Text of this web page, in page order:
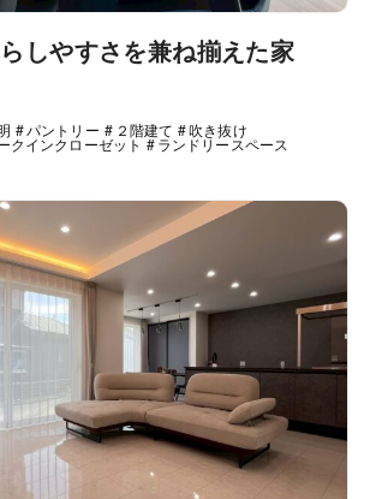
しやすさを兼ね揃えた家
パントリー ２階建て 吹き抜け
クインクローゼット ランドリースペース